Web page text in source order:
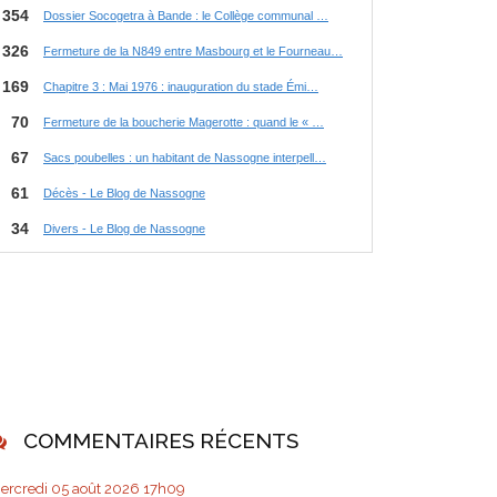
COMMENTAIRES RÉCENTS
05 août 2026 17h09